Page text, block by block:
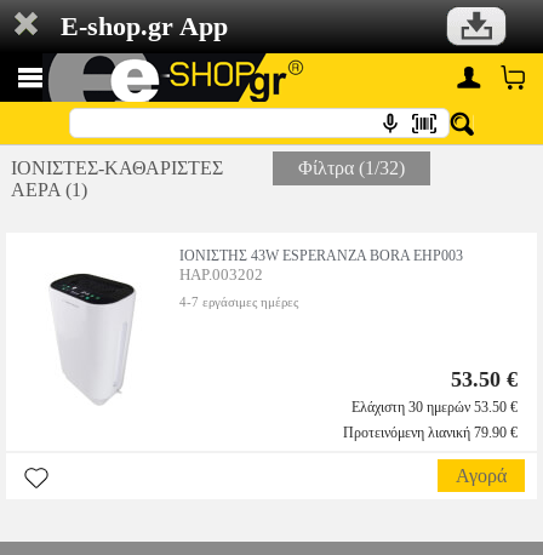
E-shop.gr App
ΙΟΝΙΣΤΕΣ-ΚΑΘΑΡΙΣΤΕΣ
ΑΕΡΑ (1)
Φίλτρα (1/32)
ΙΟΝΙΣΤΗΣ 43W ESPERANZA BORA EHP003
HAP.003202
4-7 εργάσιμες ημέρες
53.50 €
Ελάχιστη 30 ημερών 53.50 €
Προτεινόμενη λιανική 79.90 €
Αγορά